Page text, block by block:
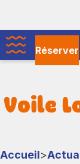
the
content
Menu
Réserver
Voile
Accueil>